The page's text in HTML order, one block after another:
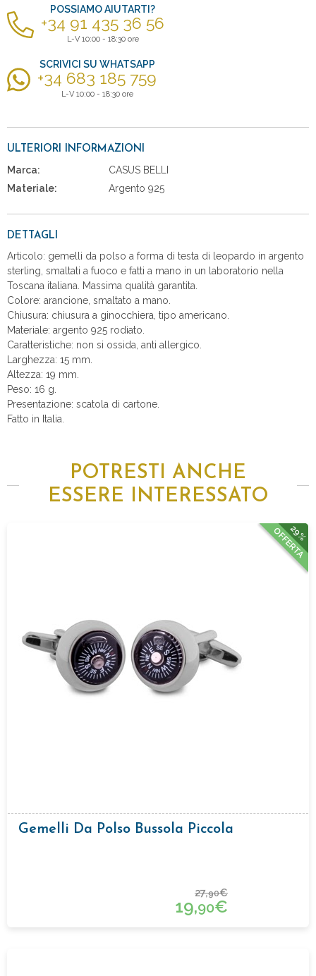
POSSIAMO AIUTARTI?
+34 91 435 36 56
L-V 10:00 - 18:30 ore
SCRIVICI SU WHATSAPP
+34 683 185 759
L-V 10:00 - 18:30 ore
ULTERIORI INFORMAZIONI
Marca:
CASUS BELLI
Materiale:
Argento 925
DETTAGLI
Articolo: gemelli da polso a forma di testa di leopardo in argento
sterling, smaltati a fuoco e fatti a mano in un laboratorio nella
Toscana italiana. Massima qualità garantita.
Colore: arancione, smaltato a mano.
Chiusura: chiusura a ginocchiera, tipo americano.
Materiale: argento 925 rodiato.
Caratteristiche: non si ossida, anti allergico.
Larghezza: 15 mm.
Altezza: 19 mm.
Peso: 16 g.
Presentazione: scatola di cartone.
Fatto in Italia.
POTRESTI ANCHE
ESSERE INTERESSATO
29%
OFFERTA
Gemelli Da Polso Bussola Piccola
27,90€
19,90€